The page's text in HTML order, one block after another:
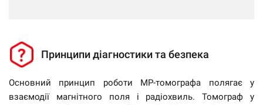
Принципи діагностики та безпека
Основний принцип роботи МР-томографа полягає у
взаємодії магнітного поля і радіохвиль. Томограф у